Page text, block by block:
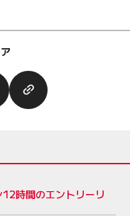
時間のエントリーリ